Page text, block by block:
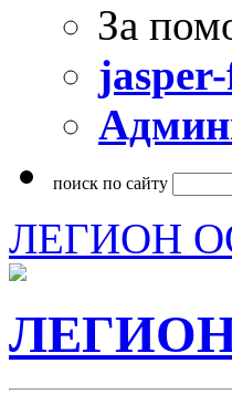
За
поиск по сайту
ЛЕГИОН